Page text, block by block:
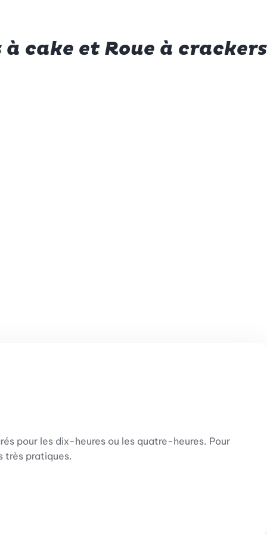
à cake et Roue à crackers
pour les dix-heures ou les quatre-heures. Pour
très pratiques.